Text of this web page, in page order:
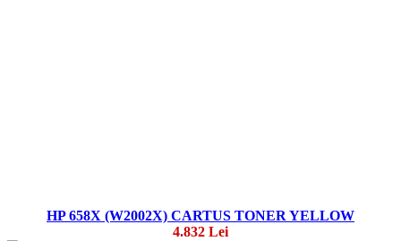
HP 658X (W2002X) CARTUS TONER YELLOW
4.832 Lei